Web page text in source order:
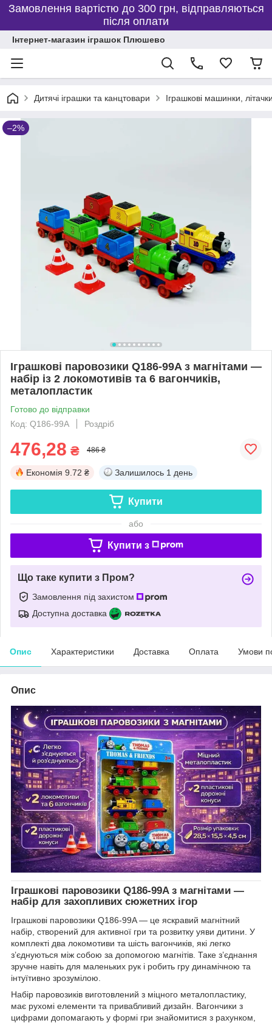
Замовлення вартістю до 300 грн, відправляються
після оплати
Інтернет-магазин іграшок Плюшево
Дитячі іграшки та канцтовари Іграшкові машинки,
–2%
Іграшкові паровозики Q186-99A з магнітами —
набір із 2 локомотивів та 6 вагончиків,
металопластик
Готово до відправки
Код: Q186-99A
Роздріб
476,28 ₴ 486 ₴
Економія 9.72 ₴ Залишилось 1 день
Купити
або
Купити з
Що таке купити з Пром?
Замовлення під захистом
Доступна доставка
Опис Характеристики Доставка Оплата Умови
Опис
Іграшкові паровозики Q186-99A з магнітами —
набір для захопливих сюжетних ігор
Іграшкові паровозики Q186-99A — це яскравий магнітний
набір, створений для активної гри та розвитку уяви дитини. У
комплекті два локомотиви та шість вагончиків, які легко
з’єднуються між собою за допомогою магнітів. Таке з’єднання
зручне навіть для маленьких рук і робить гру динамічною та
інтуїтивно зрозумілою.
Набір паровозиків виготовлений з міцного металопластику,
має рухомі елементи та привабливий дизайн. Вагончики з
цифрами допомагають у формі гри знайомитися з рахунком,